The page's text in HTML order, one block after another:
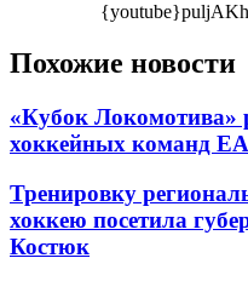
«Сокол»
Похожие новости
«Кубок Локомотива»
хоккейных команд
Тренировку
хоккею посетила
Костюк